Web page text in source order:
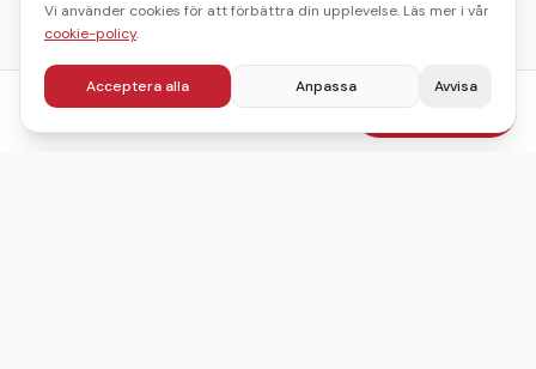
fr.425kr/pers Boka julbord
Vi använder cookies för att förbättra din upplevelse. Läs mer i vår
cookie-policy.
Acceptera alla Anpassa Avvisa